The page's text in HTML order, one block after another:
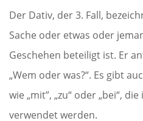
Der Dativ, der 3. Fall,
Sache oder etwas oder
Geschehen beteiligt ist. Er
„Wem oder was?“. Es gibt
wie „mit”, „zu“ oder „bei“,
verwendet werden.